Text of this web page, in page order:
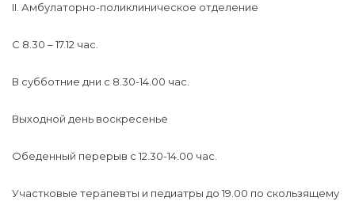
II. Амбулаторно-поликлиническое отделение
С 8.30 – 17.12 час.
В субботние дни с 8.30-14.00 час.
Выходной день воскресенье
Обеденный перерыв с 12.30-14.00 час.
Участковые терапевты и педиатры до 19.00 по скользящему